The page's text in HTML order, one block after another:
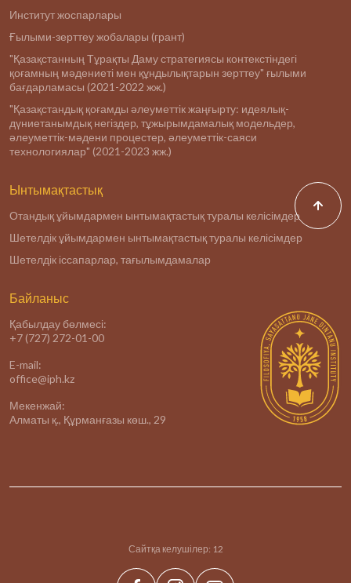
Институт жоспарлары
Ғылыми-зерттеу жобалары (грант)
"Қазақстанның Тұрақты Даму стратегиясы контекстіндегі
қоғамның мәдениеті мен құндылықтарын зерттеу" ғылыми
бағдарламасы (2021-2022 жж.)
"Қазақстандық қоғамды әлеуметтік жаңғырту: идеялық-
дүниетанымдық негіздер, тұжырымдамалық модельдер,
әлеуметтік-мәдени процестер, әлеуметтік-саяси
технологиялар" (2021-2023 жж.)
Ынтымақтастық
Отандық ұйымдармен ынтымақтастық туралы келісімдер
Шетелдік ұйымдармен ынтымақтастық туралы келісімдер
Шетелдік іссапарлар, тағылымдамалар
Байланыс
Қабылдау бөлмесі:
+7 (727) 272-01-00
E-mail:
office@iph.kz
Мекенжай:
Алматы қ., Құрманғазы көш., 29
Сайтқа келушілер: 12